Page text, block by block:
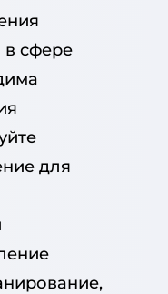
в сфере
для